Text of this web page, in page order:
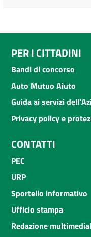
PER I CITTADINI
Bandi di concorso
Auto Mutuo Aiuto
Guida ai servizi
Privacy policy e
CONTATTI
PEC
URP
Sportello informativo
Ufficio stampa
Redazione